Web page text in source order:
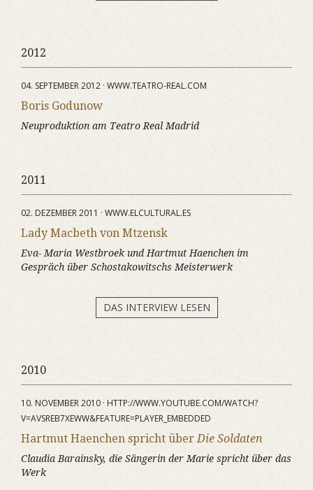
2012
04. SEPTEMBER 2012 · WWW.TEATRO-REAL.COM
Boris Godunow
Neuproduktion am Teatro Real Madrid
2011
02. DEZEMBER 2011 · WWW.ELCULTURAL.ES
Lady Macbeth von Mtzensk
Eva- Maria Westbroek und Hartmut Haenchen im
Gespräch über Schostakowitschs Meisterwerk
DAS INTERVIEW LESEN
2010
10. NOVEMBER 2010 · HTTP://WWW.YOUTUBE.COM/WATCH?
V=AVSREB7XEWW&FEATURE=PLAYER_EMBEDDED
Hartmut Haenchen spricht überDie Soldaten
Claudia Barainsky, die Sängerin der Marie spricht über das
Werk